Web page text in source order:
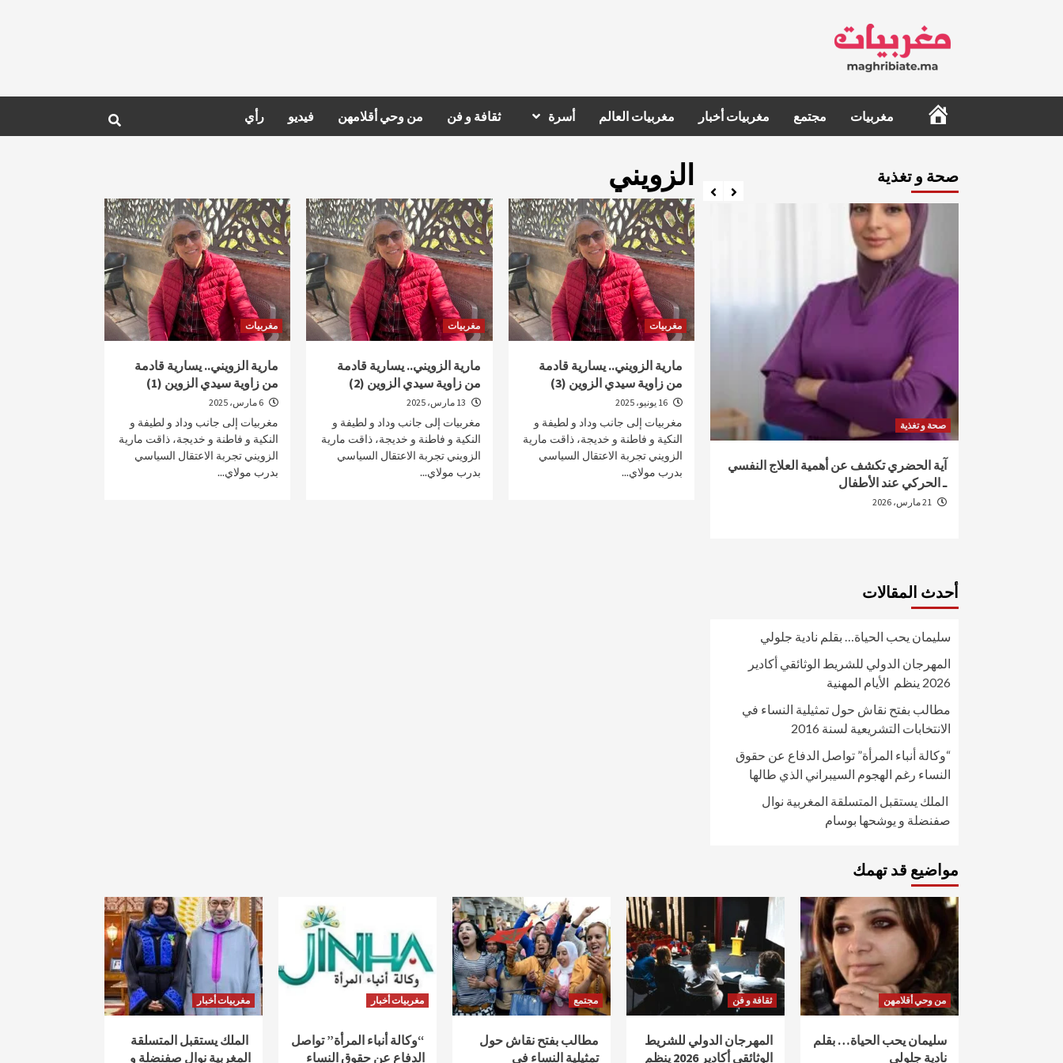
الرئيسيةمغربيات مجتمع مغربيات أخبار مغربيات العالم أسرة ثقافة و فن من وحي أقلامهن فيديو رأي
الزويني
مغربيات
مارية الزويني.. يسارية قادمة
من زاوية سيدي الزوين (3)
مغربيات إلى جانب وداد و لطيفة و
النكية و فاطنة و خديجة، ذاقت مارية
الزويني تجربة الاعتقال السياسي
بدرب مولاي...
مغربيات
مارية الزويني.. يسارية قادمة
من زاوية سيدي الزوين (2)
مغربيات إلى جانب وداد و لطيفة و
النكية و فاطنة و خديجة، ذاقت مارية
الزويني تجربة الاعتقال السياسي
بدرب مولاي...
مغربيات
مارية الزويني.. يسارية قادمة
من زاوية سيدي الزوين (1)
مغربيات إلى جانب وداد و لطيفة و
النكية و فاطنة و خديجة، ذاقت مارية
الزويني تجربة الاعتقال السياسي
بدرب مولاي...
صحة و تغذية
صحة و تغذية
آية الحضري تكشف عن أهمية العلاج النفسي
ـ الحركي عند الأطفال
صحة و تغذية
خلال ندوة علمية…الإعلان عن انطلاق علاج
سرطان البروستات في المغرب بتقنية
صحة و تغذية
مراكش تحتضن مؤتمرا علميا يسلط الضوء
صحة و تغذية
“نعم يمكننا وضع حد للسل”
أحدث المقالات
سليمان يحب الحياة… بقلم نادية جلولي
المهرجان الدولي للشريط الوثائقي أكادير
2026 ينظم الأيام المهنية
مطالب بفتح نقاش حول تمثيلية النساء في
الانتخابات التشريعية لسنة 2016
“وكالة أنباء المرأة” تواصل الدفاع عن حقوق
النساء رغم الهجوم السيبراني الذي طالها
الملك يستقبل المتسلقة المغربية نوال
صفنضلة و يوشحها بوسام
مواضيع قد تهمك
من وحي أقلامهن
سليمان يحب الحياة… بقلم
نادية جلولي
ثقافة و فن
المهرجان الدولي للشريط
الوثائقي أكادير 2026 ينظم
مجتمع
مطالب بفتح نقاش حول
تمثيلية النساء في
مغربيات أخبار
“وكالة أنباء المرأة” تواصل
الدفاع عن حقوق النساء
مغربيات أخبار
الملك يستقبل المتسلقة
المغربية نوال صفنضلة و